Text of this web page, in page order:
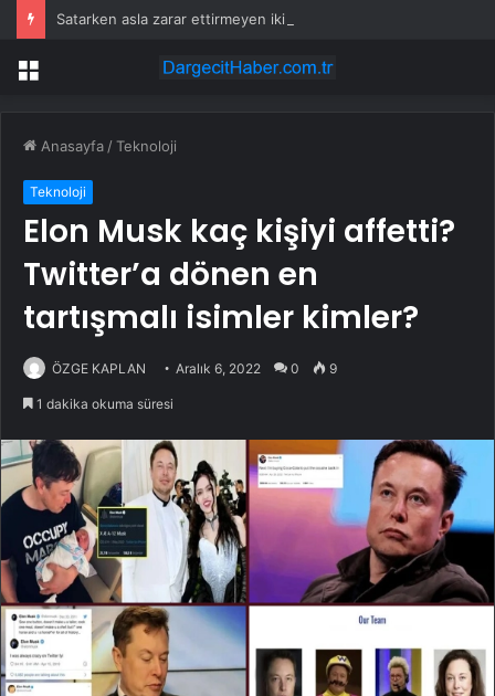
Satarken asla zarar ettirmeyen ikinci el araçlar
Menü
Anasayfa /Teknoloji
Teknoloji
Elon Musk kaç kişiyi affetti?
Twitter’a dönen en
tartışmalı isimler kimler?
ÖZGE KAPLAN Aralık 6, 2022 0 9
1 dakika okuma süresi